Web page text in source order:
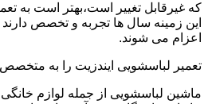
که غیرقابل تغییر است،بهتر است به
این زمینه سال ها تجربه و تخصص
اعزام می شوند.
تعمیر لباسشویی ایندزیت را به متخصص
ماشین لباسشویی از جمله لوازم